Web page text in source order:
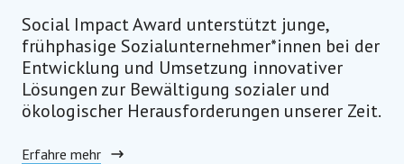
Social Impact Award unterstützt junge,
frühphasige Sozialunternehmer*innen bei der
Entwicklung und Umsetzung innovativer
Lösungen zur Bewältigung sozialer und
ökologischer Herausforderungen unserer Zeit.
Erfahre mehr